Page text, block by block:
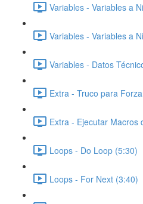
Variables - Variables a
Variables - Variables a
Variables - Datos
Extra - Truco para
Extra - Ejecutar Macros
Loops - Do Loop (5:30)
Loops - For Next (3:40)